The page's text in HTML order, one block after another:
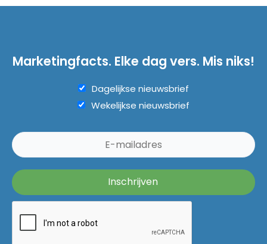
Marketingfacts. Elke dag vers. Mis niks!
Dagelijkse nieuwsbrief
Wekelijkse nieuwsbrief